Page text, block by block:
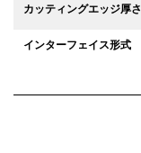
カッティングエッジ厚さ
インターフェイス形式